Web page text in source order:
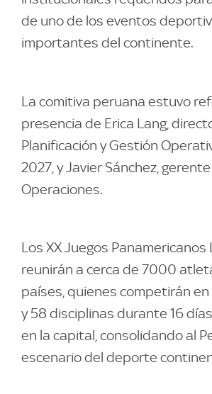
de uno de los eventos
importantes del continente.
La comitiva peruana estuvo
presencia de Erica Lang,
Planificación y Gestión
2027, y Javier Sánchez,
Operaciones.
Los XX Juegos Panamericanos
reunirán a cerca de 7000
países, quienes competirán
y 58 disciplinas durante 16
en la capital, consolidando al
escenario del deporte